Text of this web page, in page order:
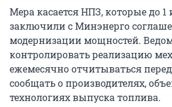
Мера касается НПЗ, которые до 1
заключили с Минэнерго
модернизации мощностей.
контролировать реализацию
ежемесячно отчитываться
сообщать о производителях,
технологиях выпуска топлива.